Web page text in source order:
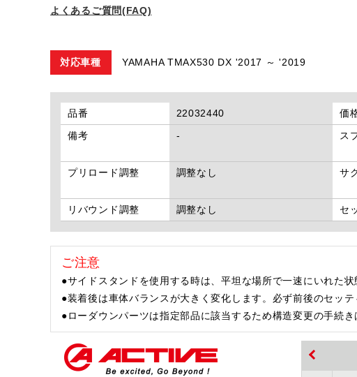
よくあるご質問(FAQ)
対応車種 YAMAHA TMAX530 DX '2017 ～ '2019
品番 22032440 価
備考
- ス
プリロード調整 調整なし サ
リバウンド調整 調整なし セ
ご注意
●サイドスタンドを使用する時は、平坦な場所で一速にいれた
●装着後は車体バランスが大きく変化します。必ず前後のセッ
●ローダウンパーツは指定部品に該当するため構造変更の手続き